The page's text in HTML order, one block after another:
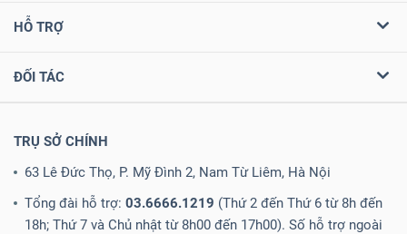
HỖ TRỢ
ĐỐI TÁC
TRỤ SỞ CHÍNH
63 Lê Đức Thọ, P. Mỹ Đình 2, Nam Từ Liêm, Hà Nội
Tổng đài hỗ trợ: 03.6666.1219 (Thứ 2 đến Thứ 6 từ 8h đến
18h; Thứ 7 và Chủ nhật từ 8h00 đến 17h00). Số hỗ trợ ngoài